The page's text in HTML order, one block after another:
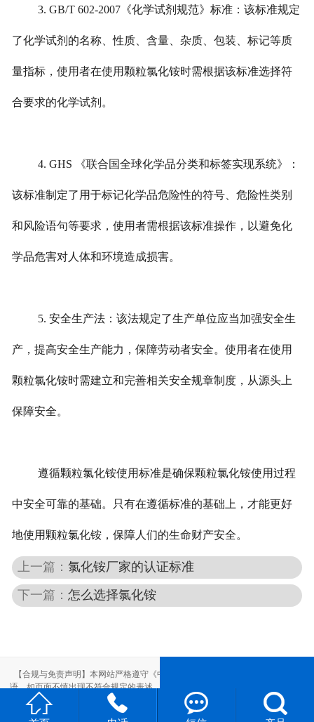
3. GB/T 602-2007《化学试剂规范》标准：该标准规定
了化学试剂的名称、性质、含量、杂质、包装、标记等质
量指标，使用者在使用颗粒氯化铵时需根据该标准选择符
合要求的化学试剂。
4. GHS 《联合国全球化学品分类和标签实现系统》：
该标准制定了用于标记化学品危险性的符号、危险性类别
和风险语句等要求，使用者需根据该标准操作，以避免化
学品危害对人体和环境造成损害。
5. 安全生产法：该法规定了生产单位应当加强安全生
产，提高安全生产能力，保障劳动者安全。使用者在使用
颗粒氯化铵时需建立和完善相关安全规章制度，从源头上
保障安全。
遵循颗粒氯化铵使用标准是确保颗粒氯化铵使用过程
中安全可靠的基础。只有在遵循标准的基础上，才能更好
地使用颗粒氯化铵，保障人们的生命财产安全。
上一篇：氯化铵厂家的认证标准
下一篇：怎么选择氯化铵
   
【合规与免责声明】本网站严格遵守《中华人民共和国广告法》，尽力规范用
语。如页面不慎出现不符合规定的表述，敬请联系我们，将立即更正；相关内容
仅供参考，不构成交易依据。
本站部分素材来自网络，如有侵权，请联系删除。